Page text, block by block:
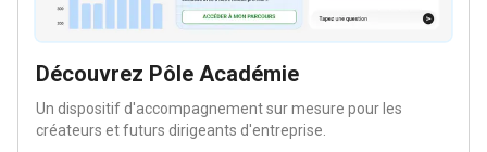
Découvrez Pôle Académie
Un dispositif d'accompagnement sur mesure pour les
créateurs et futurs dirigeants d'entreprise.